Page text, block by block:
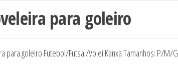
para goleiro
para goleiro Futebol/Futsal/Volei Kanxa Tamanhos: P/M/G